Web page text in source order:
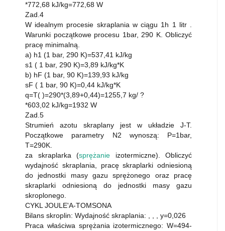
*772,68 kJ/kg=772,68 W
Zad.4
W idealnym procesie skraplania w ciągu 1h 1 litr .
Warunki początkowe procesu 1bar, 290 K. Obliczyć
pracę minimalną.
a) h1 (1 bar, 290 K)=537,41 kJ/kg
s1 ( 1 bar, 290 K)=3,89 kJ/kg*K
b) hF (1 bar, 90 K)=139,93 kJ/kg
sF ( 1 bar, 90 K)=0,44 kJ/kg*K
q=T( )=290*(3,89+0,44)=1255,7 kg/ ?
*603,02 kJ/kg=1932 W
Zad.5
Strumień azotu skraplany jest w układzie J-T.
Początkowe parametry N2 wynoszą: P=1bar,
T=290K.
za skraplarka (sprężanie izotermiczne). Obliczyć
wydajność skraplania, pracę skraplarki odniesioną
do jednostki masy gazu sprężonego oraz pracę
skraplarki odniesioną do jednostki masy gazu
skroplonego.
CYKL JOULE'A-TOMSONA
Bilans skroplin: Wydajność skraplania: , , , y=0,026
Praca właściwa sprężania izotermicznego: W=494-